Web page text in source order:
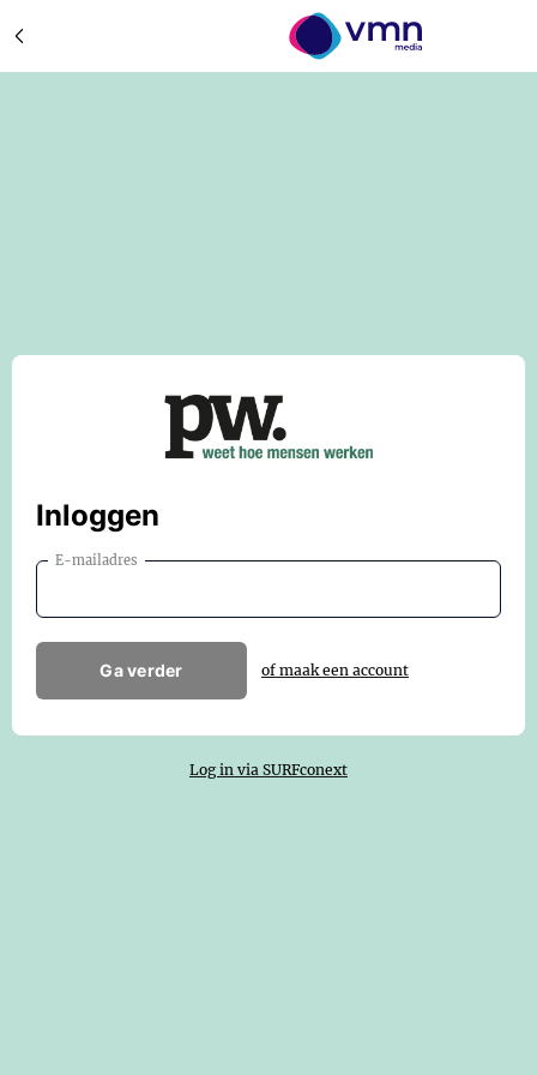
Inloggen
E-mailadres
Ga verder of maak een account
Log in via SURFconext